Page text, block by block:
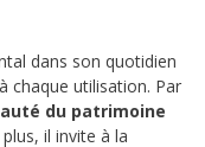
dans son quotidien
chaque utilisation. Par
du patrimoine
plus, il invite à la